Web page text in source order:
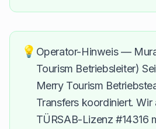
💡 Operator-Hinweis —
Tourism Betriebsleiter)
Merry Tourism
Transfers koordiniert. Wir
TÜRSAB-Lizenz #14316